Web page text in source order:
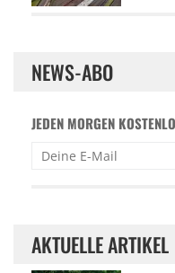
NEWS-ABO
JEDEN MORGEN
AKTUELLE ARTIKEL